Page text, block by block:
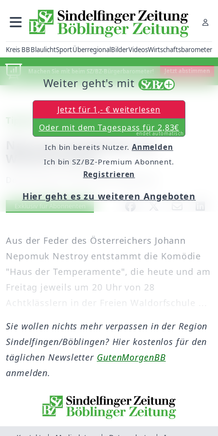
Kreis BBBlaulichtSportÜberregionalBilderVideosWirtschaftsbarometer
Machen Sie mit beim SZ/BZ-Bürgerbarometer! Jetzt abstimmen
Tipp des Tages
Nestroy-Komödiean der
Waldorfschule
Donnerstag, 29. April 2010, 00:00 Uhr
Artikel vorlesen
Exklusiv für Abonnenten
Aus der Feder des Österreichers Johann
Nepomuk Nestroy entstammt die Komödie
"Haus der Temperamente", die heute und am
Freitag jeweils um 20 Uhr von 28
Achtklässlern in der Freien Waldorfschule ...
Weiter geht's mit
Jetzt für 1,- € weiterlesen
Oder mit dem Tagespass für 2,83€
endet automatisch
Ich bin bereits Nutzer. Anmelden
Ich bin SZ/BZ-Premium Abonnent.
Registrieren
Hier geht es zu weiteren Angeboten
Sie wollen nichts mehr verpassen in der Region
Sindelfingen/Böblingen? Hier kostenlos für den
täglichen Newsletter GutenMorgenBB
anmelden.